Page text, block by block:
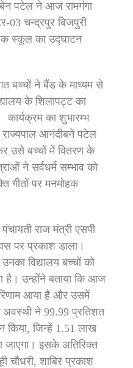
पटेल ने आज रामगंगा
03 चन्द्रपुर बिजपुरी
स्कूल का उद्घाटन
बच्चों ने बैंड के माध्यम से
के शिलापट्ट का
का शुभारम्भ
आनंदीबने पटेल
उसे बच्चों में वितरण के
ने सर्वधर्म सम्भाव को
गीतों पर मनमोहक
राज मंत्री एसपी
पर प्रकाश डाला।
विद्यालय बच्चों को
है। उन्होंने बताया कि आज
आया है और उसमें
अवस्थी ने 99.99 प्रतिशत
किया, जिन्हें 1.51 लाख
जाएगा। इसके अतिरिक्त
चौधरी, शाबिर प्रकाश